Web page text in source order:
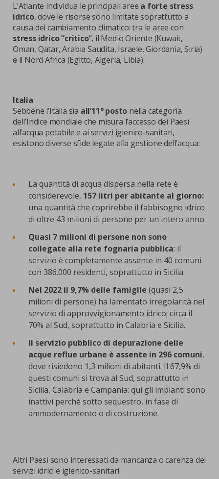
L’Atlante individua le principali aree a forte stress
idrico, dove le risorse sono limitate soprattutto a
causa del cambiamento climatico: tra le aree con
stress idrico “critico”, il Medio Oriente (Kuwait,
Oman, Qatar, Arabia Saudita, Israele, Giordania, Siria)
e il Nord Africa (Egitto, Algeria, Libia).
Italia
Sebbene l’Italia sia all’11° posto nella categoria
dell’Indice mondiale che misura l’accesso dei Paesi
all’acqua potabile e ai servizi igienico-sanitari,
esistono diverse sfide legate alla gestione dell’acqua:
La quantità di acqua dispersa nella rete è
considerevole, 157 litri per abitante al giorno:
una quantità che coprirebbe il fabbisogno idrico
di oltre 43 milioni di persone per un intero anno.
Quasi 7 milioni di persone non sono
collegate alla rete fognaria pubblica: il
servizio è completamente assente in 40 comuni
con 386.000 residenti, soprattutto in Sicilia.
Nel 2022 il 9,7% delle famiglie (quasi 2,5
milioni di persone) ha lamentato irregolarità nel
servizio di approvvigionamento idrico; circa il
70% al Sud, soprattutto in Calabria e Sicilia.
Il servizio pubblico di depurazione delle
acque reflue urbane è assente in 296 comuni,
dove risiedono 1,3 milioni di abitanti. Il 67,9% di
questi comuni si trova al Sud, soprattutto in
Sicilia, Calabria e Campania: qui gli impianti sono
inattivi perché sotto sequestro, in fase di
ammodernamento o di costruzione.
Altri Paesi sono interessati da mancanza o carenza dei
servizi idrici e igienico-sanitari: